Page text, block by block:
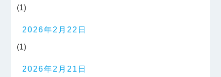
(1)
2026年2月22日
(1)
2026年2月21日